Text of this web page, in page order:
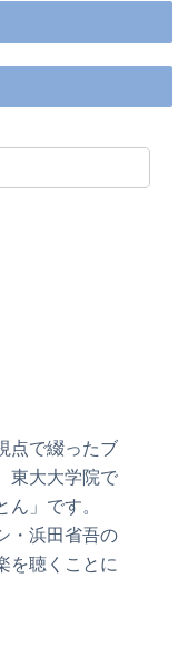
点で綴ったブ
東大大学院で
」です。
・浜田省吾の
を聴くことに